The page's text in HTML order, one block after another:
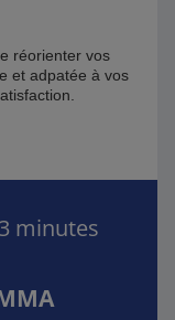
réorienter vos
et adpatée à vos
minutes